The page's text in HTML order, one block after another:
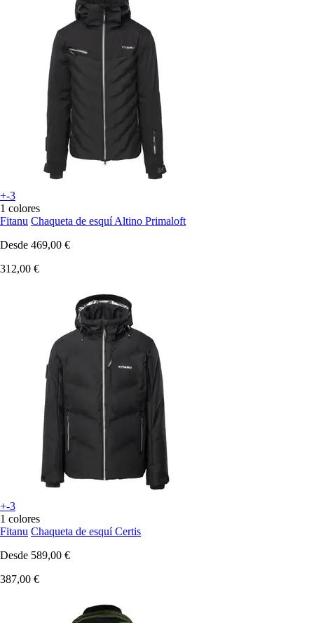
+-3
1 colores
Fitanu Chaqueta de esquí Altino Primaloft
Desde 469,00 €
312,00 €
+-3
1 colores
Fitanu Chaqueta de esquí Certis
Desde 589,00 €
387,00 €